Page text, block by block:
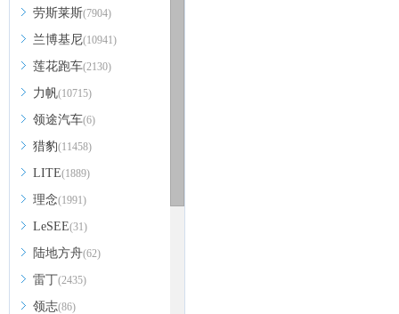
劳斯莱斯(7904)
兰博基尼(10941)
莲花跑车(2130)
力帆(10715)
领途汽车(6)
猎豹(11458)
LITE(1889)
理念(1991)
LeSEE(31)
陆地方舟(62)
雷丁(2435)
领志(86)